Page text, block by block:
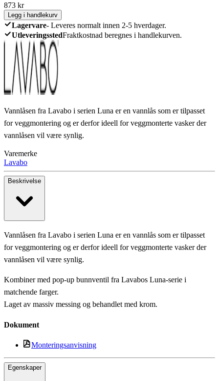
873 kr
Legg i handlekurv
Lagervare- Leveres normalt innen 2-5 hverdager.
UtleveringsstedFraktkostnad beregnes i handlekurven.
Vannlåsen fra Lavabo i serien Luna er en vannlås som er tilpasset
for veggmontering og er derfor ideell for veggmonterte vasker der
vannlåsen vil være synlig.
Varemerke
Lavabo
Beskrivelse
Vannlåsen fra Lavabo i serien Luna er en vannlås som er tilpasset
for veggmontering og er derfor ideell for veggmonterte vasker der
vannlåsen vil være synlig.
Kombiner med pop-up bunnventil fra Lavabos Luna-serie i
matchende farger.
Laget av massiv messing og behandlet med krom.
Dokument
Monteringsanvisning
Egenskaper